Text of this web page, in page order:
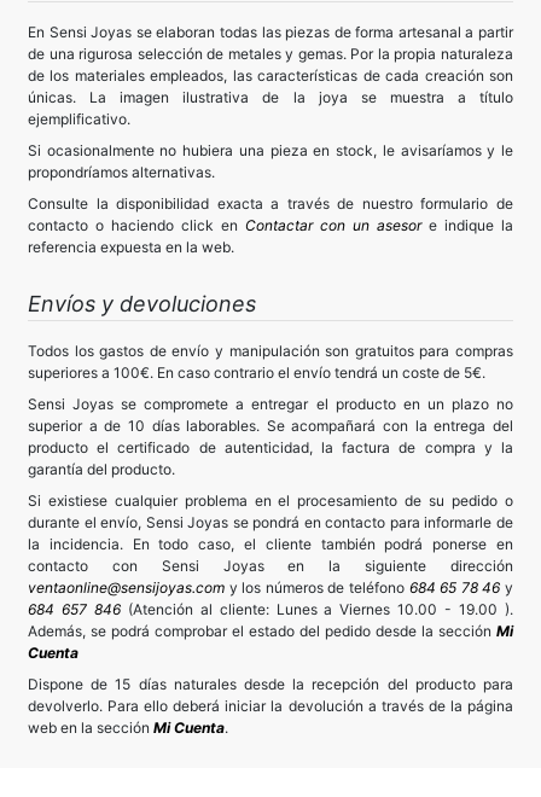
En Sensi Joyas se elaboran todas las piezas de forma artesanal a partir
de una rigurosa selección de metales y gemas. Por la propia naturaleza
de los materiales empleados, las características de cada creación son
únicas. La imagen ilustrativa de la joya se muestra a título
ejemplificativo.
Si ocasionalmente no hubiera una pieza en stock, le avisaríamos y le
propondríamos alternativas.
Consulte la disponibilidad exacta a través de nuestro formulario de
contacto o haciendo click en Contactar con un asesor e indique la
referencia expuesta en la web.
Envíos y devoluciones
Todos los gastos de envío y manipulación son gratuitos para compras
superiores a 100€. En caso contrario el envío tendrá un coste de 5€.
Sensi Joyas se compromete a entregar el producto en un plazo no
superior a de 10 días laborables. Se acompañará con la entrega del
producto el certificado de autenticidad, la factura de compra y la
garantía del producto.
Si existiese cualquier problema en el procesamiento de su pedido o
durante el envío, Sensi Joyas se pondrá en contacto para informarle de
la incidencia. En todo caso, el cliente también podrá ponerse en
contacto con Sensi Joyas en la siguiente dirección
ventaonline@sensijoyas.com y los números de teléfono 684 65 78 46 y
684 657 846(Atención al cliente: Lunes a Viernes 10.00 - 19.00 ).
Además, se podrá comprobar el estado del pedido desde la sección Mi
Cuenta
Dispone de 15 días naturales desde la recepción del producto para
devolverlo. Para ello deberá iniciar la devolución a través de la página
web en la sección Mi Cuenta.